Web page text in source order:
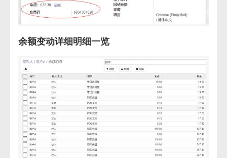
余额变动详细明细一览